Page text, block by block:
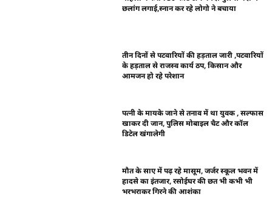
छलांग लगाई,स्नान कर रहे लोगो ने बचाया
तीन दिनों से पटवारियों की हड़ताल जारी ,पटवारियों
के हड़ताल से राजस्व कार्य ठप, किसान और
आमजन हो रहे परेशान
पत्नी के मायके जाने से तनाव में था युवक , सल्फास
खाकर दी जान, पुलिस मोबाइल चैट और कॉल
डिटेल खंगालेगी
मौत के साए में पढ़ रहे मासूम, जर्जर स्कूल भवन में
हादसे का इंतजार, रसोईघर की छत भी कभी भी
भरभराकर गिरने की आशंका